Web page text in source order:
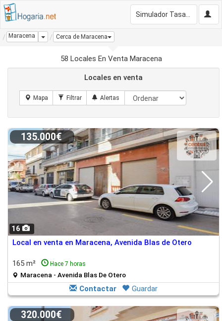
Maracena Dropdown
Cerca de Maracena
58 Locales En Venta Maracena
Locales en venta
16
135.000€
Local en venta en Maracena, Avenida Blas de Otero
165 m² Hace 7 horas
Maracena - Avenida Blas De Otero
Contactar Guardar
320.000€